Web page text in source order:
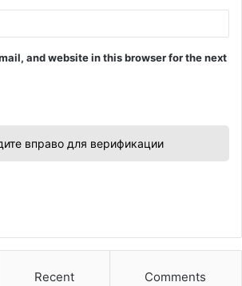
and website in this browser for the next
вправо для верификации
Recent Comments